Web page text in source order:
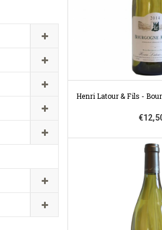
Henri Latour & Fils -